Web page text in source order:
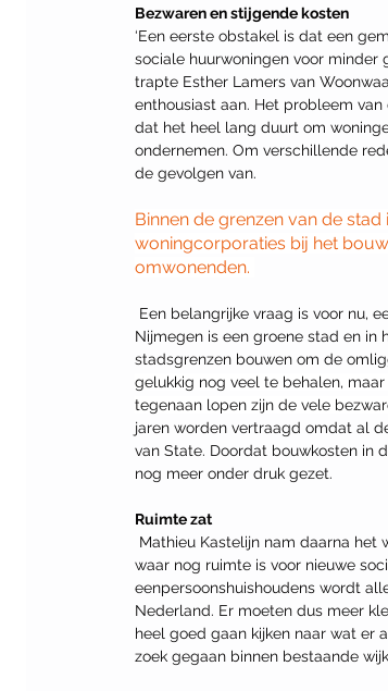
Bezwaren en stijgende kosten
‘Een eerste obstakel is dat een
sociale huurwoningen voor minder
trapte Esther Lamers van
enthousiast aan. Het probleem
dat het heel lang duurt om
ondernemen. Om verschillende
de gevolgen van.
Binnen de grenzen van de
woningcorporaties bij het
omwonenden.
Nijmegen is een groene stad en in
stadsgrenzen bouwen om de
gelukkig nog veel te behalen,
tegenaan lopen zijn de vele
jaren worden vertraagd omdat al
van State. Doordat bouwkosten in
nog meer onder druk gezet.
Ruimte zat
waar nog ruimte is voor nieuwe
eenpersoonshuishoudens wordt
Nederland. Er moeten dus meer
heel goed gaan kijken naar wat er
zoek gegaan binnen bestaande